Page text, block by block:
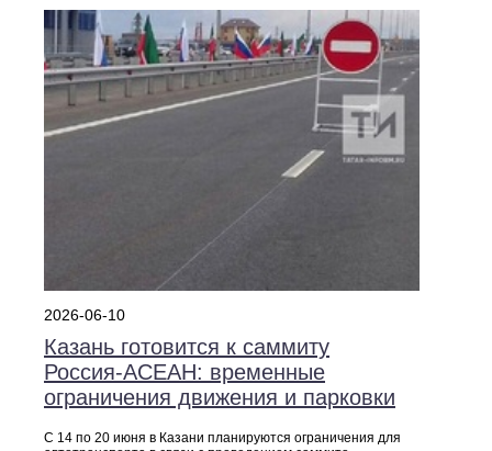
2026-06-10
Казань готовится к саммиту
Россия‑АСЕАН: временные
ограничения движения и парковки
С 14 по 20 июня в Казани планируются ограничения для